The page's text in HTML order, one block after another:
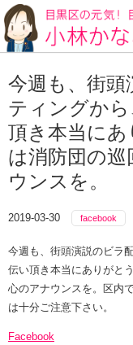
今週も、街頭
ティングか
頂き本当に
は消防団の
ウンスを。
2019-03-30 facebook
今週も、街頭演説のビラ
伝い頂き本当にありがと
心のアナウンスを。区内
は十分ご注意下さい。
Facebook